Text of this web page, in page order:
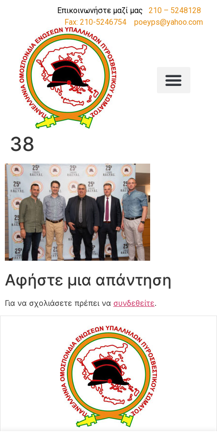
Επικοινωνήστε μαζί μας 210 – 5248128
Fax: 210-5246754
poeyps@yahoo.com
38
Αφήστε μια απάντηση
Για να σχολιάσετε πρέπει να συνδεθείτε.